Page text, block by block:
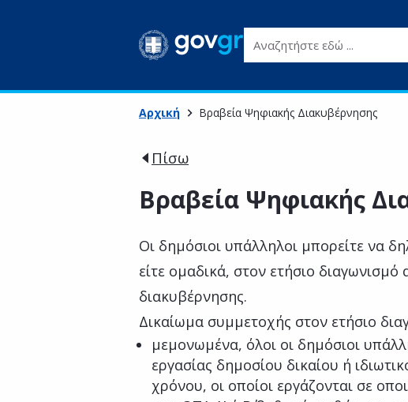
Αναζητήστε εδώ ...
Αρχική Βραβεία Ψηφιακής Διακυβέρνησης
Πίσω
Βραβεία Ψηφιακής
Οι δημόσιοι υπάλληλοι μπορείτε να
είτε ομαδικά, στον ετήσιο
διακυβέρνησης.
Δικαίωμα συμμετοχής στον ετήσιο
μεμονωμένα, όλοι οι δημόσιοι
εργασίας δημοσίου δικαίου ή
χρόνου, οι οποίοι εργάζονται σε